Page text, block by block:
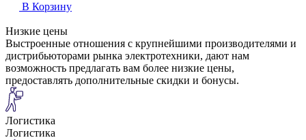
В Корзину
Низкие цены
Выстроенные отношения с крупнейшими производителями и
дистрибьюторами рынка электротехники, дают нам
возможность предлагать вам более низкие цены,
предоставлять дополнительные скидки и бонусы.
Логистика
Логистика